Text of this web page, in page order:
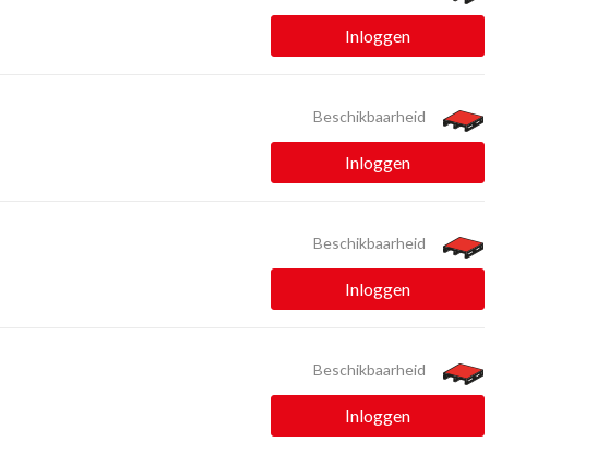
Inloggen
Beschikbaarheid
Inloggen
Beschikbaarheid
Inloggen
Beschikbaarheid
Inloggen